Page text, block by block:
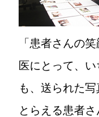
「患者さんの
医にとって、
も、送られた
とらえる患者さ